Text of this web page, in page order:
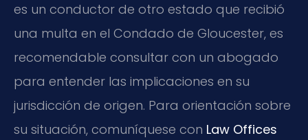
es un conductor de otro estado que recibió
una multa en el Condado de Gloucester, es
recomendable consultar con un abogado
para entender las implicaciones en su
jurisdicción de origen. Para orientación sobre
su situación, comuníquese con Law Offices